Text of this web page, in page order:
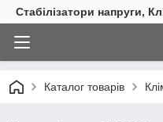
Стабілізатори напруги,
Каталог товарів